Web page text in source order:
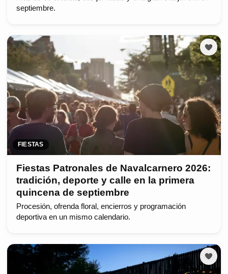
septiembre.
FIESTAS
Fiestas Patronales de Navalcarnero 2026:
tradición, deporte y calle en la primera
quincena de septiembre
Procesión, ofrenda floral, encierros y programación
deportiva en un mismo calendario.